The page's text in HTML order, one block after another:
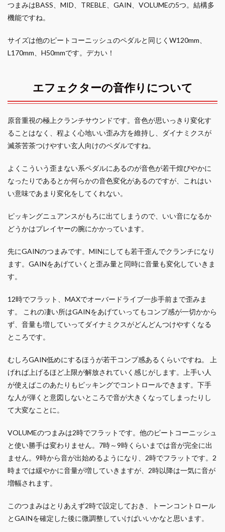
つまみはBASS、MID、TREBLE、GAIN、VOLUMEの5つ。結構多
機能ですね。
サイズは他のピートコーニッシュのペダルと同じくW120mm、
L170mm、H50mmです。デカい！
エフェクターの音作りについて
原音重視の極上クランチサウンドです。音色が思いっきり変化す
ることはなく、程よく心地いい歪み方を維持し、ダイナミクスが
滅茶苦茶つけやすい玄人向けのペダルですね。
よくこういう歪まない系ペダルにあるのが音色が若干煌びやかに
なったりであるとか何らかの音色変化があるのですが、これはい
い意味であまり変化をしてくれない。
ピッキングニュアンスがもろに出てしまうので、いい音になるか
どうかはプレイヤーの腕にかかっています。
先にGAINのつまみです。MINにしても若干歪んでクランチになり
ます。GAINをあげていくと歪み量と同時に音量も変化していきま
す。
12時でフラット、MAXでオーバードライブ一歩手前まで歪みま
す。 これの凄い所はGAINをあげていってもコンプ感が一切かから
ず、音量も増していってダイナミクスがどんどんつけやすくなる
ところです。
むしろGAIN低めにするほうが若干コンプ感あるくらいですね。 上
げれば上げるほど上限が解放されていく感じがします。上手い人
が使えばこのあたりもピッキングでコントロールできます。下手
な人が弾くと意図しないところで音が大きくなってしまったりし
て大変なことに。
VOLUMEのつまみは2時でフラットです。他のピートコーニッシュ
と使い勝手は変わりません。7時～9時くらいまでは音が完全に出
ません。9時から音が出始めるようになり、2時でフラットです。2
時までは緩やかに音量が増していきますが、2時以降は一気に音が
増幅されます。
このつまみはとりあえず2時で設定しておき、トーンコントロール
とGAINを確定した後に微調整していけばいいかなと思います。